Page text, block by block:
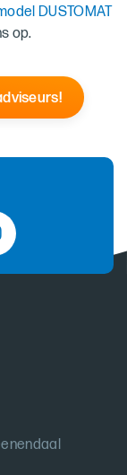
DUSTOMAT
op.